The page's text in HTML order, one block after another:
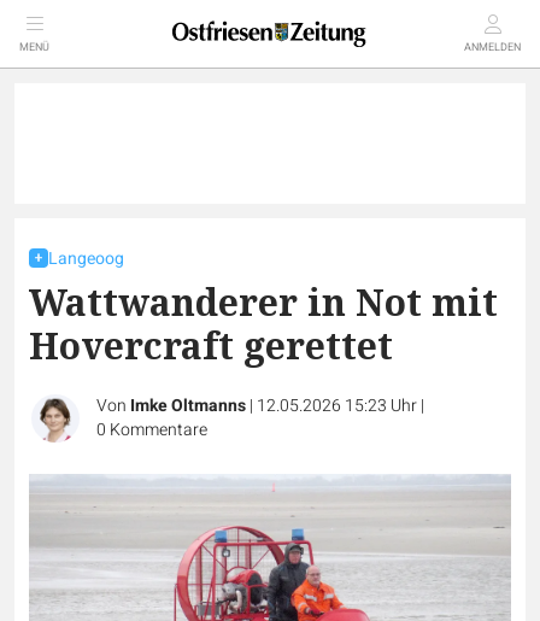
MENÜ ANMELDEN
Langeoog
Wattwanderer in Not mit
Hovercraft gerettet
Von Imke Oltmanns| 12.05.2026 15:23 Uhr|
0 Kommentare